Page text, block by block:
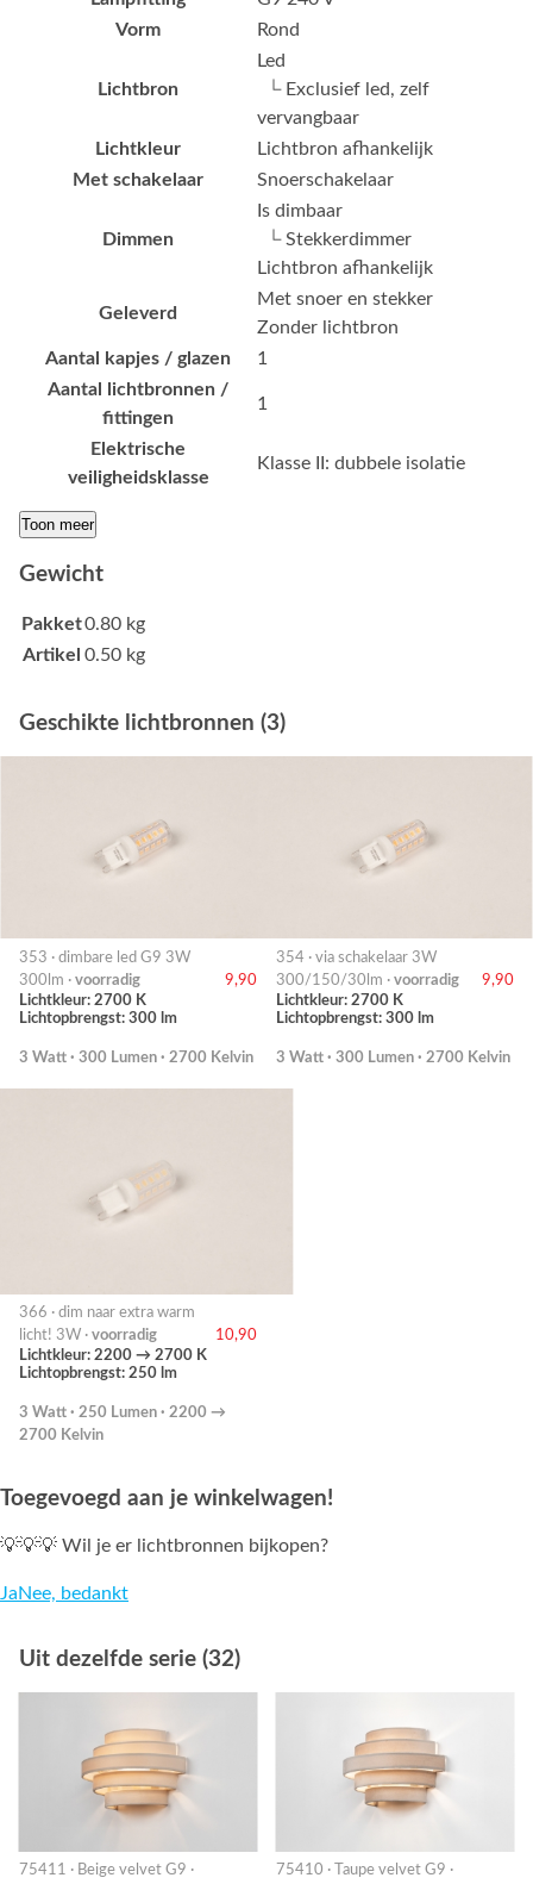
Vorm
Rond
Lichtbron
Led
└ Exclusief led, zelf
vervangbaar
Lichtkleur
Lichtbron afhankelijk
Met schakelaar
Snoerschakelaar
Dimmen
Is dimbaar
└ Stekkerdimmer
Lichtbron afhankelijk
Geleverd
Met snoer en stekker
Zonder lichtbron
Aantal kapjes / glazen
1
Aantal lichtbronnen /
fittingen
1
Elektrische
veiligheidsklasse
Klasse II: dubbele isolatie
Toon meer
Gewicht
Pakket0.80 kg
Artikel 0.50 kg
Geschikte lichtbronnen (3)
353 · dimbare led G9 3W
300lm · voorradig
9,90
Lichtkleur: 2700 K
Lichtopbrengst: 300 lm
3 Watt · 300 Lumen · 2700 Kelvin
354 · via schakelaar 3W
300/150/30lm · voorradig
9,90
Lichtkleur: 2700 K
Lichtopbrengst: 300 lm
3 Watt · 300 Lumen · 2700 Kelvin
366 · dim naar extra warm
licht! 3W · voorradig
10,90
Lichtkleur: 2200 → 2700 K
Lichtopbrengst: 250 lm
3 Watt · 250 Lumen · 2200 →
2700 Kelvin
Toegevoegd aan je winkelwagen!
💡💡💡 Wil je er lichtbronnen bijkopen?
JaNee, bedankt
Uit dezelfde serie (32)
75411 · Beige velvet G9 ·
75410 · Taupe velvet G9 ·